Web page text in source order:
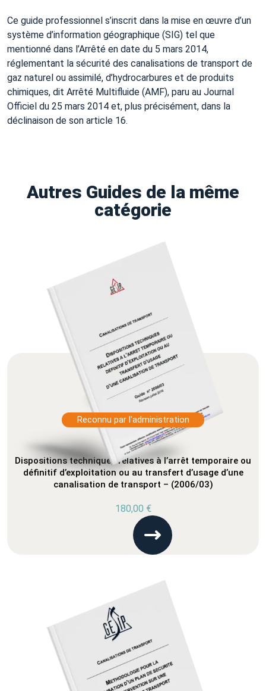
Ce guide professionnel s’inscrit dans la mise en œuvre d’un
système d’information géographique (SIG) tel que
mentionné dans l’Arrêté en date du 5 mars 2014,
réglementant la sécurité des canalisations de transport de
gaz naturel ou assimilé, d’hydrocarbures et de produits
chimiques, dit Arrêté Multifluide (AMF), paru au Journal
Officiel du 25 mars 2014 et, plus précisément, dans la
déclinaison de son article 16.
Autres Guides de la même
catégorie
Reconnu par l'administration
Dispositions techniques relatives à l’arrêt temporaire ou
définitif d’exploitation ou au transfert d’usage d’une
canalisation de transport – (2006/03)
180,00 €